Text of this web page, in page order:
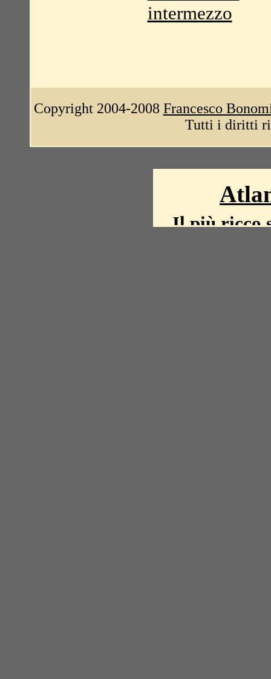
intermezzo
Copyright 2004-2008 Francesco
Tutti i diritti
Il più ricco